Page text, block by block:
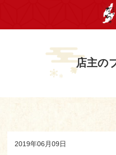
店主の
2019年06月09日